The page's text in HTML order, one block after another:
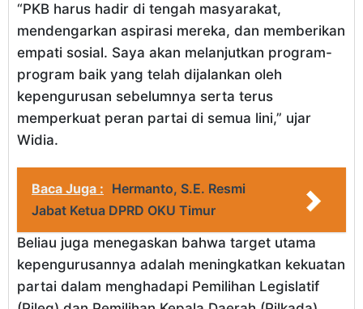
“PKB harus hadir di tengah masyarakat,
mendengarkan aspirasi mereka, dan memberikan
empati sosial. Saya akan melanjutkan program-
program baik yang telah dijalankan oleh
kepengurusan sebelumnya serta terus
memperkuat peran partai di semua lini,” ujar
Widia.
Baca Juga : Hermanto, S.E. Resmi
Jabat Ketua DPRD OKU Timur
Beliau juga menegaskan bahwa target utama
kepengurusannya adalah meningkatkan kekuatan
partai dalam menghadapi Pemilihan Legislatif